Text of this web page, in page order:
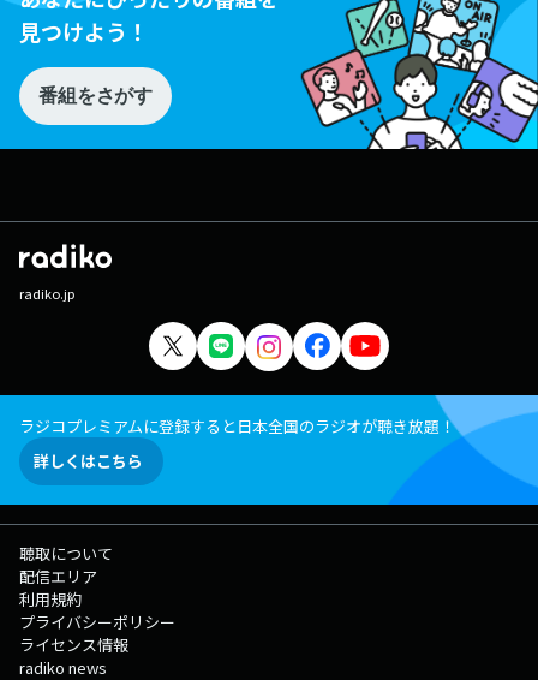
見つけよう！
番組をさがす
radiko.jp
ラジコプレミアムに登録すると日本全国のラジオが聴き放題！
詳しくはこちら
聴取について
配信エリア
利用規約
プライバシーポリシー
ライセンス情報
radiko news